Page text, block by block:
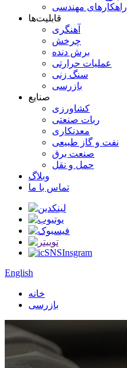
راهکارهای مهندسی
قابلیت‌ها
آهنگری
چرخش
برش دنده
عملیات حرارتی
سنگ زنی
بازرسی
صنایع
کشاورزی
ربات صنعتی
معدنکاری
نفت و گاز طبیعی
صنعت برق
حمل و نقل
وبلاگ
تماس با ما
English
خانه
بازرسی